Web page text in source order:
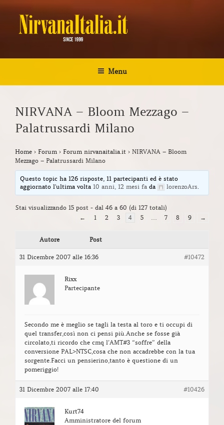
Salta
contenuto
NIRVANA ITALIA
Menu
NIRVANA – Bloom Mezzago –
Palatrussardi Milano
Home › Forum › Forum nirvanaitalia.it › NIRVANA – Bloom
Mezzago – Palatrussardi Milano
Questo topic ha 126 risposte, 11 partecipanti ed è stato
aggiornato l'ultima volta10 anni, 12 mesi fa da lorenzoArs.
Stai visualizzando 15 post - dal 46 a 60 (di 127 totali)
←
1 2 3 4 5 … 7 8 9 →
Autore Post
31 Dicembre 2007 alle 16:36 #10472
Rixx
Partecipante
Secondo me è meglio se tagli la testa al toro e ti occupi di
quel transfer,così non ci pensi più.Anche se fosse già
circolato,ti ricordo che cmq l’AMT#3 “soffre” della
conversione PAL>NTSC,cosa che non accadrebbe con la tua
sorgente.Facci un pensierino,tanto è questione di un
pomeriggio!
31 Dicembre 2007 alle 17:40 #10426
Kurt74
Amministratore del forum